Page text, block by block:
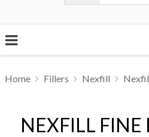
Home Fillers Nexfill
NEXFILL